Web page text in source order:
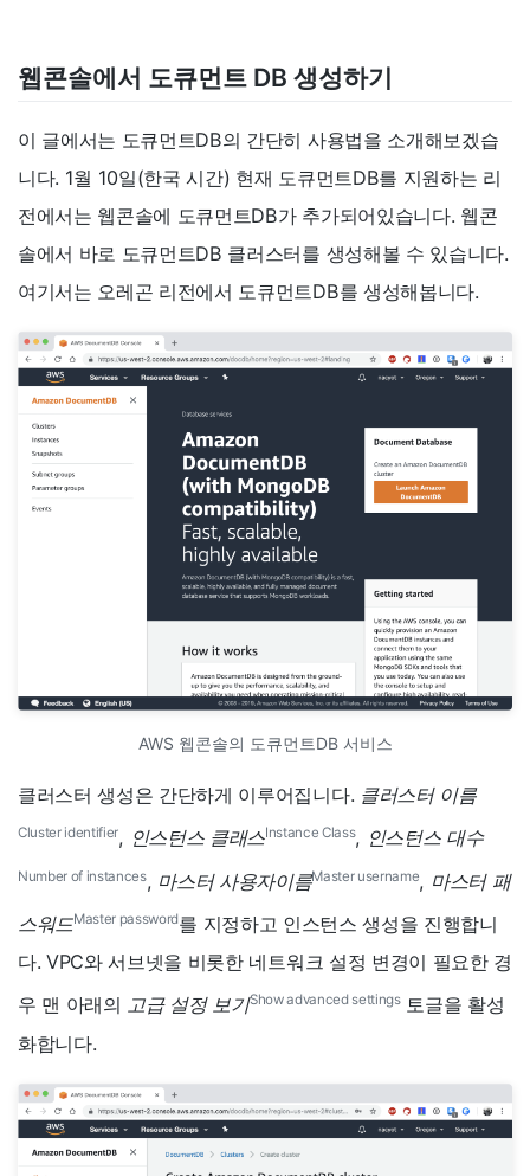
웹콘솔에서 도큐먼트 DB 생성하기
이 글에서는 도큐먼트DB의 간단히 사용법을 소개해보겠습
니다. 1월 10일(한국 시간) 현재 도큐먼트DB를 지원하는 리
전에서는 웹콘솔에 도큐먼트DB가 추가되어있습니다. 웹콘
솔에서 바로 도큐먼트DB 클러스터를 생성해볼 수 있습니다.
여기서는 오레곤 리전에서 도큐먼트DB를 생성해봅니다.
AWS 웹콘솔의 도큐먼트DB 서비스
클러스터 생성은 간단하게 이루어집니다. 클러스터 이름
Cluster identifier, 인스턴스 클래스Instance Class, 인스턴스 대수
Number of instances, 마스터 사용자이름Master username, 마스터 패
스워드Master password를 지정하고 인스턴스 생성을 진행합니
다. VPC와 서브넷을 비롯한 네트워크 설정 변경이 필요한 경
우 맨 아래의 고급 설정 보기Show advanced settings토글을 활성
화합니다.